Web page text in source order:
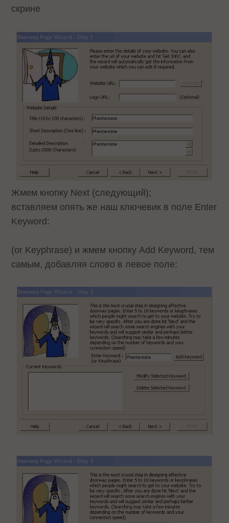
скрине
Жмем кнопку Next (следующий);
вставляем опять же наш ключевик в поле Enter
Keyword:
(or Keyphrase) и жмем кнопку Add Keyword, тем
самым, добавляя слово в левое поле: